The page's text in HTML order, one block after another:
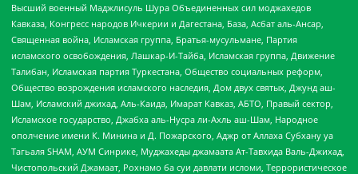
Высший военный Маджлисуль Шура Объединенных сил моджахедов
Кавказа, Конгресс народов Ичкерии и Дагестана, База, Асбат аль-Ансар,
Священная война, Исламская группа, Братья-мусульмане, Партия
исламского освобождения, Лашкар-И-Тайба, Исламская группа, Движение
Талибан, Исламская партия Туркестана, Общество социальных реформ,
Общество возрождения исламского наследия, Дом двух святых, Джунд аш-
Шам, Исламский джихад, Аль-Каида, Имарат Кавказ, АБТО, Правый сектор,
Исламское государство, Джабха аль-Нусра ли-Ахль аш-Шам, Народное
ополчение имени К. Минина и Д. Пожарского, Аджр от Аллаха Субхану уа
Тагьаля SHAM, АУМ Синрике, Муджахеды джамаата Ат-Тавхида Валь-Джихад,
Чистопольский Джамаат, Рохнамо ба суи давлати исломи, Террористическое